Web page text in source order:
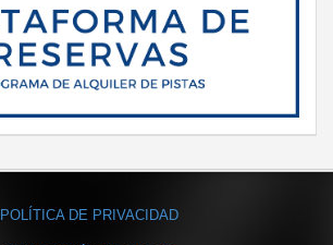
POLÍTICA DE PRIVACIDAD